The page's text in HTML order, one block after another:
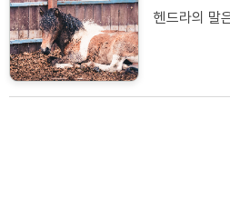
헨드라의 말